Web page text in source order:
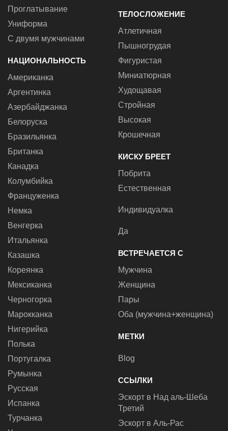
Проглатывание
Униформа
С двумя мужчинами
НАЦИОНАЛЬНОСТЬ
Американка
Аргентинка
Азербайджанка
Белоруска
Бразильянка
Британка
Канадка
Колумбийка
Француженка
Немка
Венгерка
Итальянка
Казашка
Кореянка
Мексиканка
Черногорка
Марокканка
Нигерийка
Полька
Португалка
Румынка
Русская
Испанка
Турчанка
ТЕЛОСЛОЖЕНИЕ
Атлетичная
Пышногрудая
Фигуристая
Миниатюрная
Худощавая
Стройная
Высокая
Крошечная
КИСКУ БРЕЕТ
Побрита
Естественная
Индивидуалка
Да
ВСТРЕЧАЕТСЯ С
Мужчина
Женщина
Пары
Оба (мужчина+женщина)
МЕТКИ
Blog
ССЫЛКИ
Эскорт в Над аль-Шеба
Третий
Эскорт в Аль-Рас